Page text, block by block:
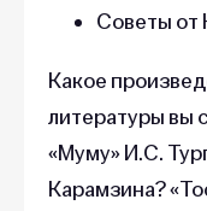
Советы от
Какое
литературы вы
«Муму» И.С.
Карамзина?